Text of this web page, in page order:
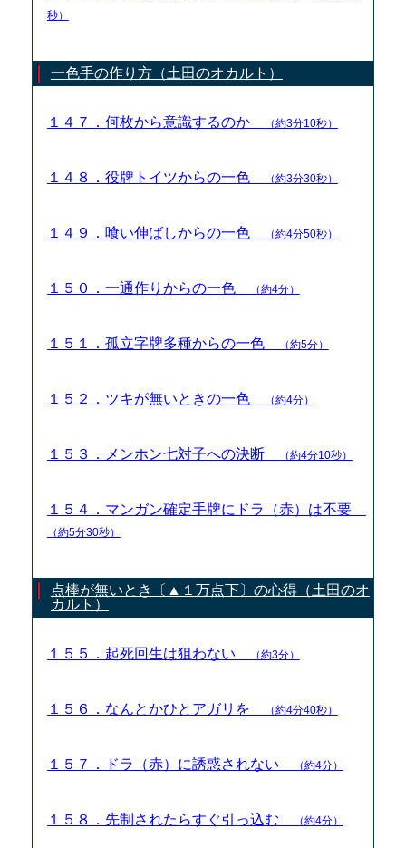
秒）
一色手の作り方（土田のオカルト）
１４７．何枚から意識するのか （約3分10秒）
１４８．役牌トイツからの一色 （約3分30秒）
１４９．喰い伸ばしからの一色 （約4分50秒）
１５０．一通作りからの一色 （約4分）
１５１．孤立字牌多種からの一色 （約5分）
１５２．ツキが無いときの一色 （約4分）
１５３．メンホン七対子への決断 （約4分10秒）
１５４．マンガン確定手牌にドラ（赤）は不要
（約5分30秒）
点棒が無いとき〔▲１万点下〕の心得（土田のオ
カルト）
１５５．起死回生は狙わない （約3分）
１５６．なんとかひとアガリを （約4分40秒）
１５７．ドラ（赤）に誘惑されない （約4分）
１５８．先制されたらすぐ引っ込む （約4分）